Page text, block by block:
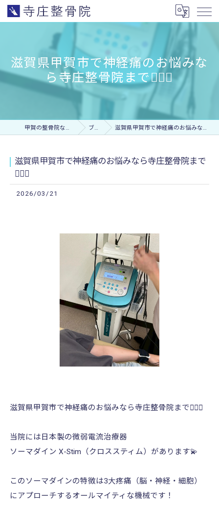
滋賀県甲賀市で神経痛のお悩みな
ら寺庄整骨院まで💁🏻‍♂️
甲賀の整骨院なら寺庄整骨院 ブログ 滋賀県甲賀市で神経痛のお悩みなら寺庄整骨院まで💁🏻‍♂️
滋賀県甲賀市で神経痛のお悩みなら寺庄整骨院まで
💁🏻‍♂️
2026/03/21
滋賀県甲賀市で神経痛のお悩みなら寺庄整骨院まで💁🏻‍♂️
当院には日本製の微弱電流治療器
ソーマダイン X-Stim（クロススティム）があります💫
このソーマダインの特徴は3大疼痛（脳・神経・細胞）
にアプローチするオールマイティな機械です！